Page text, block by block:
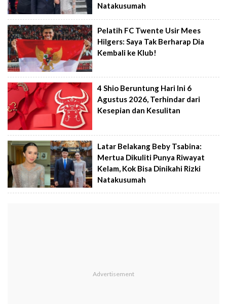
Natakusumah
Pelatih FC Twente Usir Mees
Hilgers: Saya Tak Berharap Dia
Kembali ke Klub!
4 Shio Beruntung Hari Ini 6
Agustus 2026, Terhindar dari
Kesepian dan Kesulitan
Latar Belakang Beby Tsabina:
Mertua Dikuliti Punya Riwayat
Kelam, Kok Bisa Dinikahi Rizki
Natakusumah